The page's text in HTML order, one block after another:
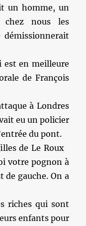
un homme, un
nous les
est en meilleure
de François
à Londres
eu un policier
du pont.
de Le Roux
votre pognon à
gauche. On a
riches qui sont
enfants pour